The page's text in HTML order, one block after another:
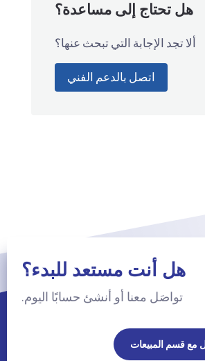
هل تحتاج إلى مساعدة؟
ألا تجد الإجابة التي تبحث عنها؟
اتصل بالدعم الفني
هل أنت مستعد للبدء؟
تواصَل معنا أو أنشئ حسابًا اليوم.
مع قسم المبيعات